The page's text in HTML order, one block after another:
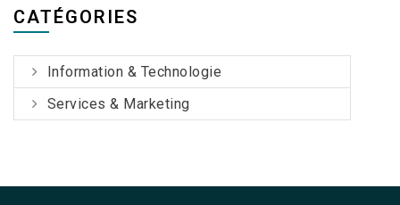
CATÉGORIES
Information & Technologie
Services & Marketing